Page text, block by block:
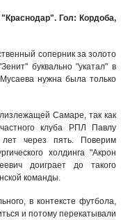
Гол: Кордоба,
соперник за золото
буквально "укатал" в
нужна была только
Самаре, так как
клуба РПЛ Павлу
лет через пять. Поверим
холдинга "Акрон
доиграет до такого
команды.
в контексте футбола,
и потому перекатывали